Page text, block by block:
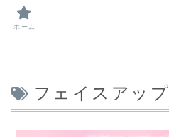
フェイスアップ
ホーム